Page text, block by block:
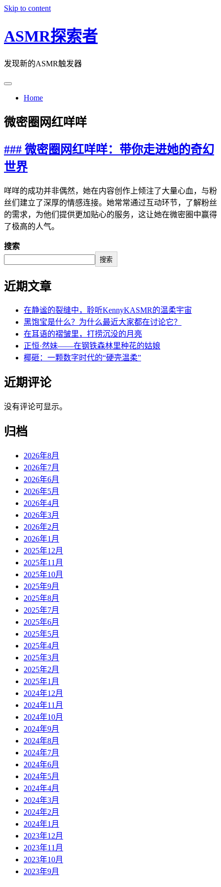
Skip to content
ASMR探索者
发现新的ASMR触发器
Home
微密圈网红咩咩
### 微密圈网红咩咩：带你走进她的奇幻
世界
咩咩的成功并非偶然，她在内容创作上倾注了大量心血，与粉
丝们建立了深厚的情感连接。她常常通过互动环节，了解粉丝
的需求，为他们提供更加贴心的服务，这让她在微密圈中赢得
了极高的人气。
搜索
搜索
近期文章
在静谧的裂缝中，聆听KennyKASMR的温柔宇宙
黑饱宝是什么？为什么最近大家都在讨论它？
在耳语的褶皱里，打捞沉没的月亮
正恒·然妹——在钢铁森林里种花的姑娘
椰砸：一颗数字时代的“硬壳温柔”
近期评论
没有评论可显示。
归档
2026年8月
2026年7月
2026年6月
2026年5月
2026年4月
2026年3月
2026年2月
2026年1月
2025年12月
2025年11月
2025年10月
2025年9月
2025年8月
2025年7月
2025年6月
2025年5月
2025年4月
2025年3月
2025年2月
2025年1月
2024年12月
2024年11月
2024年10月
2024年9月
2024年8月
2024年7月
2024年6月
2024年5月
2024年4月
2024年3月
2024年2月
2024年1月
2023年12月
2023年11月
2023年10月
2023年9月